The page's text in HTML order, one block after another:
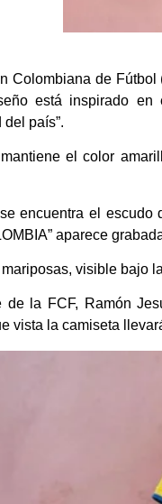
Colombiana de
está inspirado
país”.
el color
encuentra el escudo
aparece
mariposas, visible bajo
de la FCF, Ramón
vista la camiseta